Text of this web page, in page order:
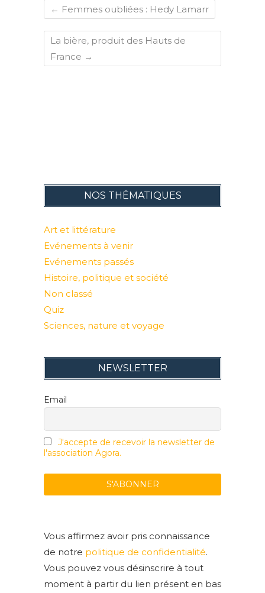
← Femmes oubliées : Hedy Lamarr
La bière, produit des Hauts de
France →
NOS THÉMATIQUES
Art et littérature
Evénements à venir
Evénements passés
Histoire, politique et société
Non classé
Quiz
Sciences, nature et voyage
NEWSLETTER
Email
J'accepte de recevoir la newsletter de
l'association Agora.
Vous affirmez avoir pris connaissance
de notre politique de confidentialité.
Vous pouvez vous désinscrire à tout
moment à partir du lien présent en bas